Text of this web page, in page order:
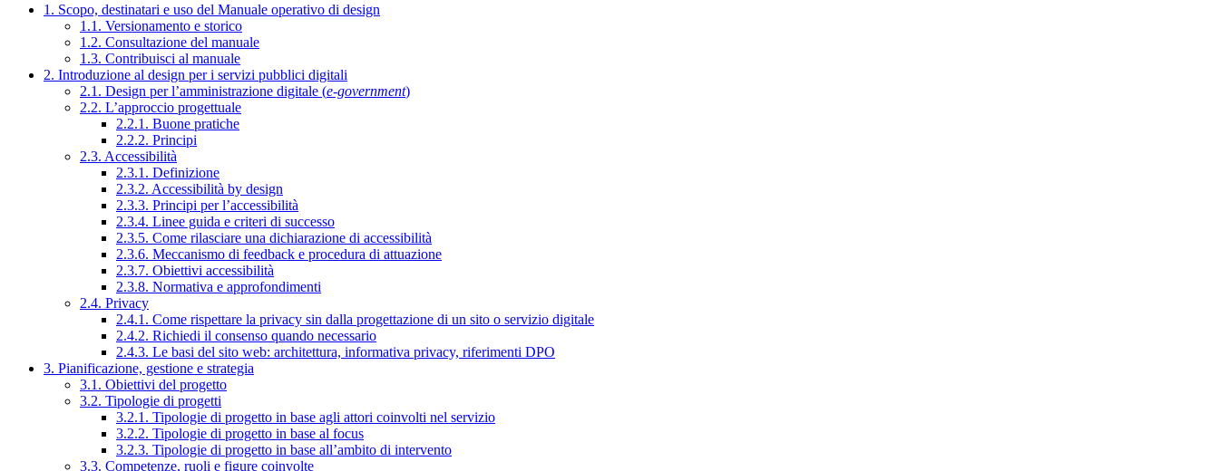
1. Scopo, destinatari e uso del Manuale operativo di design
1.1. Versionamento e storico
1.2. Consultazione del manuale
1.3. Contribuisci al manuale
2. Introduzione al design per i servizi pubblici digitali
2.1. Design per l’amministrazione digitale (e-government)
2.2. L’approccio progettuale
2.2.1. Buone pratiche
2.2.2. Principi
2.3. Accessibilità
2.3.1. Definizione
2.3.2. Accessibilità by design
2.3.3. Principi per l’accessibilità
2.3.4. Linee guida e criteri di successo
2.3.5. Come rilasciare una dichiarazione di accessibilità
2.3.6. Meccanismo di feedback e procedura di attuazione
2.3.7. Obiettivi accessibilità
2.3.8. Normativa e approfondimenti
2.4. Privacy
2.4.1. Come rispettare la privacy sin dalla progettazione di un sito o servizio digitale
2.4.2. Richiedi il consenso quando necessario
2.4.3. Le basi del sito web: architettura, informativa privacy, riferimenti DPO
3. Pianificazione, gestione e strategia
3.1. Obiettivi del progetto
3.2. Tipologie di progetti
3.2.1. Tipologie di progetto in base agli attori coinvolti nel servizio
3.2.2. Tipologie di progetto in base al focus
3.2.3. Tipologie di progetto in base all’ambito di intervento
3.3. Competenze, ruoli e figure coinvolte